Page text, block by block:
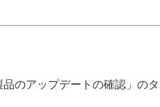
のアップデートの確認」の